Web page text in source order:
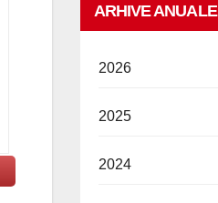
ARHIVE ANUALE
2026
2025
2024